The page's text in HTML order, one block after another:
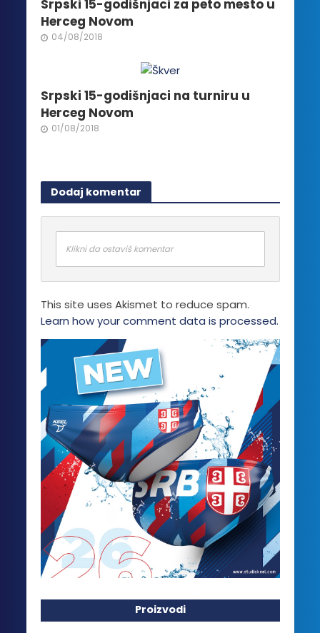
Srpski 15-godišnjaci za peto mesto u
Herceg Novom
04/08/2018
Srpski 15-godišnjaci na turniru u
Herceg Novom
01/08/2018
Dodaj komentar
Klikni da ostaviš komentar
This site uses Akismet to reduce spam.
Learn how your comment data is processed.
Proizvodi